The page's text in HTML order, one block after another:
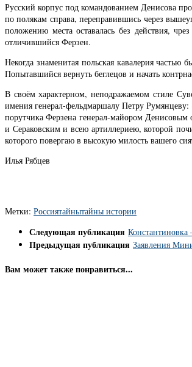
Русский корпус под командованием Денисова
по полякам справа, переправившись через
положению места оставалась без действия,
отличившийся Ферзен.
Некогда знаменитая польская кавалерия
Попытавшийся вернуть беглецов и начать
В своём характерном, неподражаемом стиле
имения генерал-фельдмаршалу Петру
порутчика Ферзена генерал-майором
и Сераковским и всею артиллериею, которой
которого повергаю в высокую милость вашего
Илья Рябцев
Метки: Россиятайнытайны истории
Следующая публикация
Предыдущая публикация Заявления
Вам может также понравиться...